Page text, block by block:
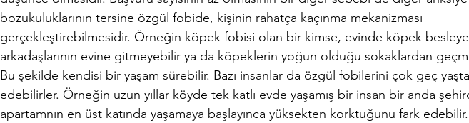
bozukuluklarının tersine özgül fobide, kişinin rahatça kaçınma mekanizması
gerçekleştirebilmesidir. Örneğin köpek fobisi olan bir kimse, evinde köpek
arkadaşlarının evine gitmeyebilir ya da köpeklerin yoğun olduğu sokaklardan
Bu şekilde kendisi bir yaşam sürebilir. Bazı insanlar da özgül fobilerini çok geç
edebilirler. Örneğin uzun yıllar köyde tek katlı evde yaşamış bir insan bir anda
apartamnın en üst katında yaşamaya başlayınca yüksekten korktuğunu fark edebilir.